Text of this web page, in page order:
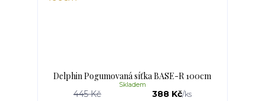
Delphin Pogumovaná síťka BASE-R 100cm
445 Kč 388 Kč/ks
Skladem